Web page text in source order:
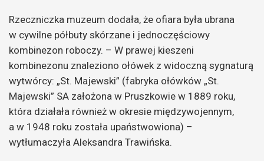
Rzeczniczka muzeum dodała, że ofiara była ubrana
w cywilne półbuty skórzane i jednoczęściowy
kombinezon roboczy. – W prawej kieszeni
kombinezonu znaleziono ołówek z widoczną sygnaturą
wytwórcy: „St. Majewski” (fabryka ołówków „St.
Majewski” SA założona w Pruszkowie w 1889 roku,
która działała również w okresie międzywojennym,
a w 1948 roku została upaństwowiona) –
wytłumaczyła Aleksandra Trawińska.